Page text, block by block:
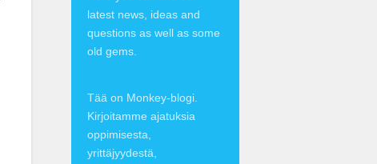
latest news, ideas and
questions as well as some
old gems.
Tää on Monkey-blogi.
Kirjoitamme ajatuksia
oppimisesta,
yrittäjyydestä,